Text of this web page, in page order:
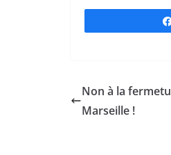
Non à la
Marseille !